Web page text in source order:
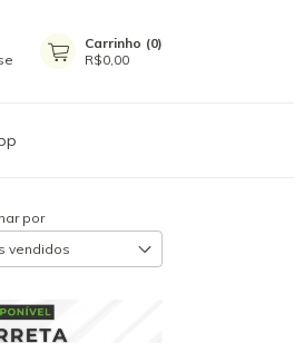
Carrinho (0)
R$0,00
por